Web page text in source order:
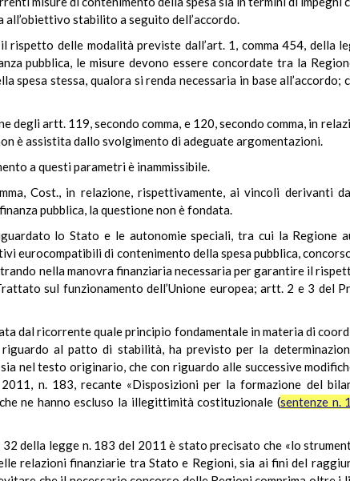
all’obiettivo stabilito a seguito dell’accordo.
rispetto delle modalità previste dall’art. 1, comma 454, della
pubblica, le misure devono essere concordate tra la
spesa stessa, qualora si renda necessaria in base all’accordo;
artt. 119, secondo comma, e 120, secondo comma, in
è assistita dallo svolgimento di adeguate argomentazioni.
a questi parametri è inammissibile.
Cost., in relazione, rispettivamente, ai vincoli derivanti
pubblica, la questione non è fondata.
lo Stato e le autonomie speciali, tra cui la Regione
eurocompatibili di contenimento della spesa pubblica,
nella manovra finanziaria necessaria per garantire il
sul funzionamento dell’Unione europea; artt. 2 e 3 del
dal ricorrente quale principio fondamentale in materia di
al patto di stabilità, ha previsto per la
nel testo originario, che con riguardo alle successive
n. 183, recante «Disposizioni per la formazione del
ne hanno escluso la illegittimità costituzionale (sentenze n.
32 della legge n. 183 del 2011 è stato precisato che «lo
relazioni finanziarie tra Stato e Regioni, sia ai fini del